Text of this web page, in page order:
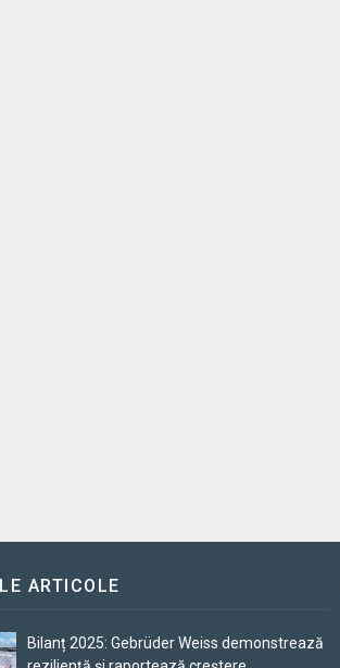
ARTICOLE
Bilanț 2025: Gebrüder Weiss demonstrează